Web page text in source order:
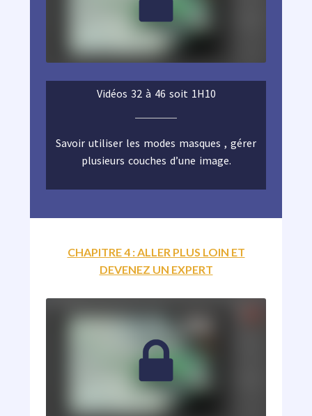
Vidéos 32 à 46 soit 1H10
Savoir utiliser les modes masques , gérer
plusieurs couches d’une image.
CHAPITRE 4 : ALLER PLUS LOIN ET
DEVENEZ UN EXPERT